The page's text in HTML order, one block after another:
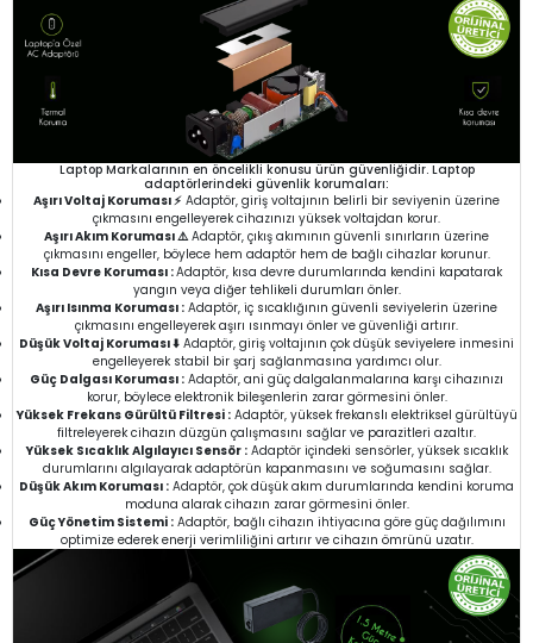
Laptop Markalarının en öncelikli konusu ürün güvenliğidir. Laptop
adaptörlerindeki güvenlik korumaları:
Aşırı Voltaj Koruması ⚡ Adaptör, giriş voltajının belirli bir seviyenin üzerine
çıkmasını engelleyerek cihazınızı yüksek voltajdan korur.
Aşırı Akım Koruması ⚠️Adaptör, çıkış akımının güvenli sınırların üzerine
çıkmasını engeller, böylece hem adaptör hem de bağlı cihazlar korunur.
Kısa Devre Koruması :Adaptör, kısa devre durumlarında kendini kapatarak
yangın veya diğer tehlikeli durumları önler.
Aşırı Isınma Koruması : Adaptör, iç sıcaklığının güvenli seviyelerin üzerine
çıkmasını engelleyerek aşırı ısınmayı önler ve güvenliği artırır.
Düşük Voltaj Koruması ⬇️ Adaptör, giriş voltajının çok düşük seviyelere inmesini
engelleyerek stabil bir şarj sağlanmasına yardımcı olur.
Güç Dalgası Koruması : Adaptör, ani güç dalgalanmalarına karşı cihazınızı
korur, böylece elektronik bileşenlerin zarar görmesini önler.
Yüksek Frekans Gürültü Filtresi :Adaptör, yüksek frekanslı elektriksel gürültüyü
filtreleyerek cihazın düzgün çalışmasını sağlar ve parazitleri azaltır.
Yüksek Sıcaklık Algılayıcı Sensör :Adaptör içindeki sensörler, yüksek sıcaklık
durumlarını algılayarak adaptörün kapanmasını ve soğumasını sağlar.
Düşük Akım Koruması : Adaptör, çok düşük akım durumlarında kendini koruma
moduna alarak cihazın zarar görmesini önler.
Güç Yönetim Sistemi :Adaptör, bağlı cihazın ihtiyacına göre güç dağılımını
optimize ederek enerji verimliliğini artırır ve cihazın ömrünü uzatır.